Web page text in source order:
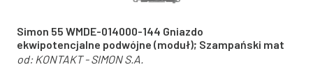
Simon 55 WMDE-014000-144 Gniazdo
ekwipotencjalne podwójne (moduł); Szampański mat
od: KONTAKT - SIMON S.A.